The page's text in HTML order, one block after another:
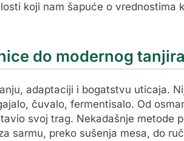
koji nam šapuće o vrednostima
do modernog tanjira
adaptaciji i bogatstvu uticaja.
čuvalo, fermentisalo. Od
svoj trag. Nekadašnje metode
sarmu, preko sušenja mesa, do